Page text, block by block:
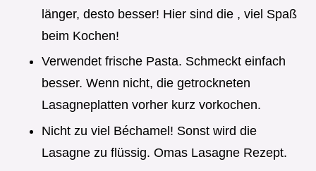
länger, desto besser! Hier sind die , viel Spaß
beim Kochen!
Verwendet frische Pasta. Schmeckt einfach
besser. Wenn nicht, die getrockneten
Lasagneplatten vorher kurz vorkochen.
Nicht zu viel Béchamel! Sonst wird die
Lasagne zu flüssig. Omas Lasagne Rezept.